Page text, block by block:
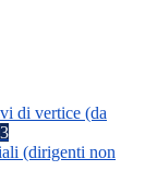
di vertice (da
3
(dirigenti non